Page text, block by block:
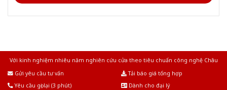
Với kinh nghiệm nhiêu năm nghiên cứu cửa theo tiêu chuẩn công nghệ Châu
Gửi yêu cầu tư vấn
Tải báo giá tổng hợp
Yêu cầu gọi lại (3 phút)
Dành cho đại lý